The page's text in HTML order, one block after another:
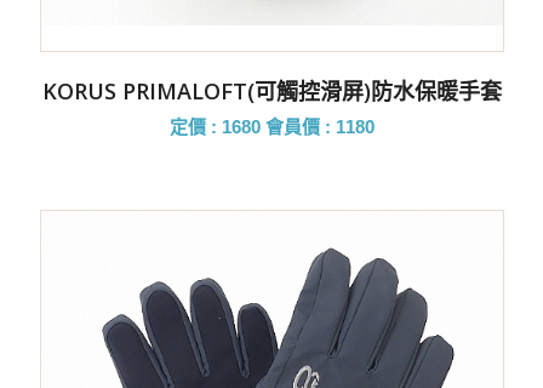
KORUS PRIMALOFT(可觸控滑屏)防水保暖手套
定價 : 1680 會員價 : 1180